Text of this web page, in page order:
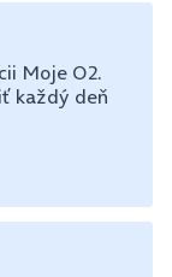
Moje O2.
každý deň